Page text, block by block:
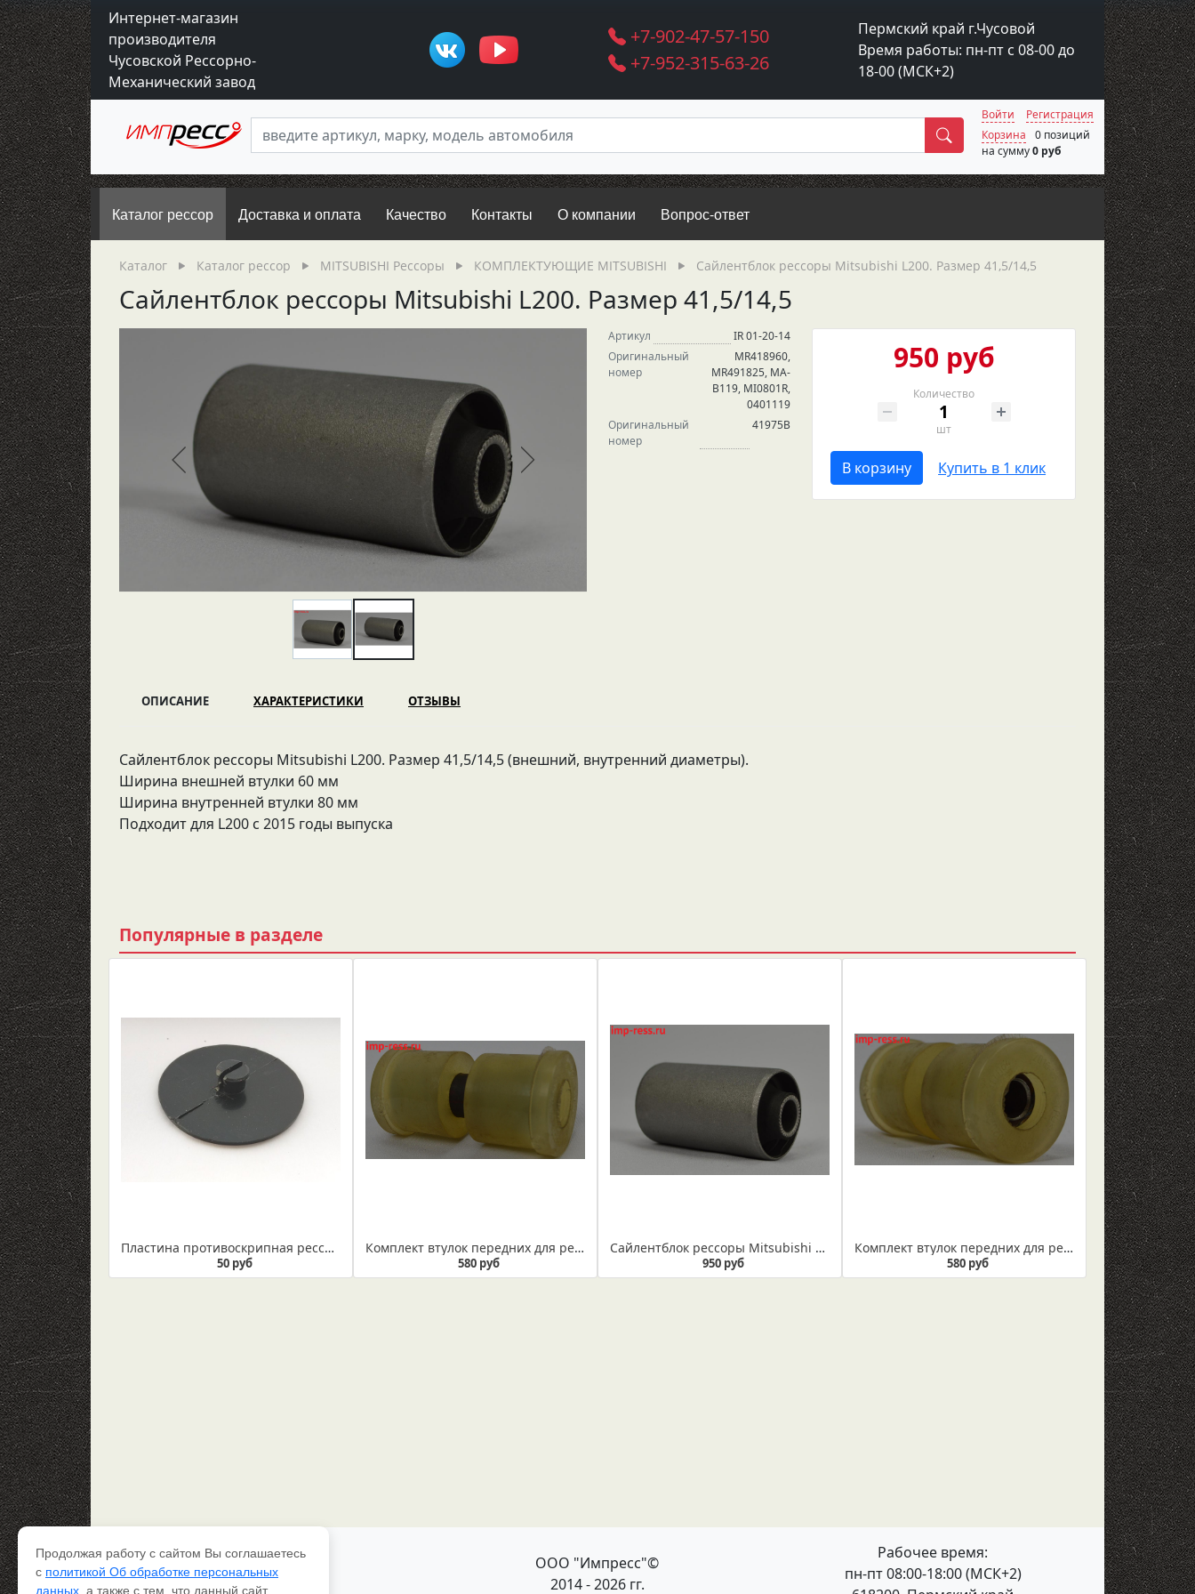
Интернет-магазин
производителя
Чусовской Рессорно-
Механический завод
+7-902-47-57-150
+7-952-315-63-26
Пермский край г.Чусовой
Время работы: пн-пт с 08-00 до
18-00 (МСК+2)
Поиск
Войти
Регистрация
Корзина
0 позиций
на сумму0 руб
Каталог рессор Доставка и оплата Качество Контакты О компании Вопрос-ответ
Каталог Каталог рессор MITSUBISHI Рессоры КОМПЛЕКТУЮЩИЕ MITSUBISHI Сайлентблок рессоры Мitsubishi L200. Размер 41,5/14,5
Сайлентблок рессоры Мitsubishi L200. Размер 41,5/14,5
Артикул
IR 01-20-14
Оригинальный
номер
MR418960,
MR491825, MA-
B119, MI0801R,
0401119
Оригинальный
номер
41975B
950 руб
Количество
шт
В корзину Купить в 1 клик
ОПИСАНИЕ ХАРАКТЕРИСТИКИ ОТЗЫВЫ
Сайлентблок рессоры Мitsubishi L200. Размер 41,5/14,5 (внешний, внутренний диаметры).
Ширина внешней втулки 60 мм
Ширина внутренней втулки 80 мм
Подходит для L200 с 2015 годы выпуска
Популярные в разделе
Пластина противоскрипная рессорная
50 руб
Комплект втулок передних для рессоры Мitsubishi L200 под ухо на 32 мм
580 руб
Сайлентблок рессоры Мitsubishi L200. Размер 41,5/14,5
950 руб
Комплект втулок передних для рессоры Мitsubishi L200
580 руб
Каталог рессор
Доставка и оплата
ООО "Импресс"©
2014 - 2026 гг.
Рабочее время:
пн-пт 08:00-18:00 (МСК+2)
Продолжая работу с сайтом Вы соглашаетесь
с политикой Об обработке персональных
данных , а также с тем, что данный сайт